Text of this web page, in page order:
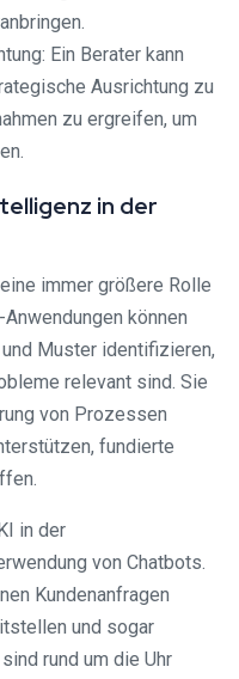
Ein Berater kann
Ausrichtung zu
zu ergreifen, um
in der
immer größere Rolle
können
Muster identifizieren,
relevant sind. Sie
von Prozessen
fundierte
in der
von Chatbots.
Kundenanfragen
und sogar
rund um die Uhr